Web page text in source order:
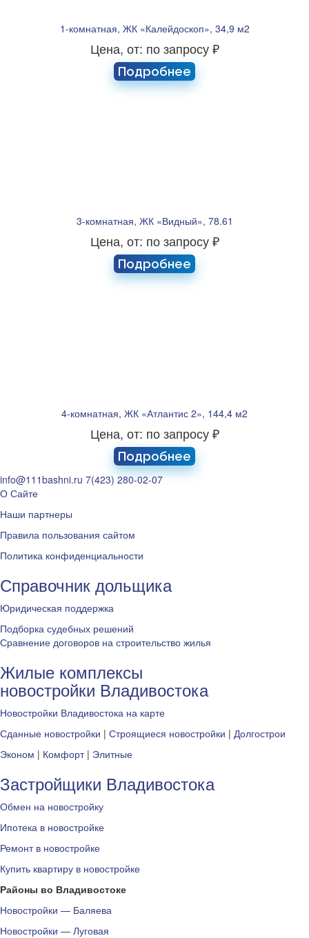
1-комнатная, ЖК «Калейдоскоп», 34,9 м2
Цена, от: по запросу ₽
Подробнее
3-комнатная, ЖК «Видный», 78.61
Цена, от: по запросу ₽
Подробнее
4-комнатная, ЖК «Атлантис 2», 144,4 м2
Цена, от: по запросу ₽
Подробнее
info@111bashni.ru 7(423) 280-02-07
О Сайте
Наши партнеры
Правила пользования сайтом
Политика конфиденциальности
Справочник дольщика
Юридическая поддержка
Подборка судебных решений
Сравнение договоров на строительство жилья
Жилые комплексы
новостройки Владивостока
Новостройки Владивостока на карте
Сданные новостройки | Строящиеся новостройки | Долгострои
Эконом | Комфорт| Элитные
Застройщики Владивостока
Обмен на новостройку
Ипотека в новостройке
Ремонт в новостройке
Купить квартиру в новостройке
Районы во Владивостоке
Новостройки — Баляева
Новостройки — Луговая